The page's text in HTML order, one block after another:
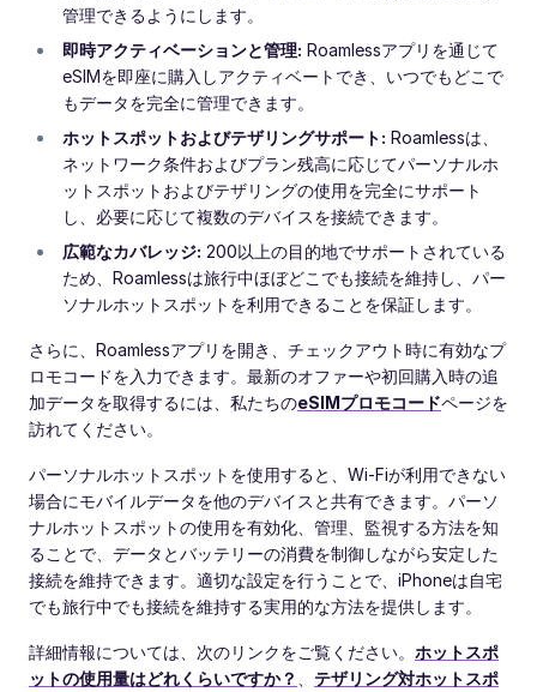
管理できるようにします。
即時アクティベーションと管理: Roamlessアプリを通じて
eSIMを即座に購入しアクティベートでき、いつでもどこで
もデータを完全に管理できます。
ホットスポットおよびテザリングサポート: Roamlessは、
ネットワーク条件およびプラン残高に応じてパーソナルホ
ットスポットおよびテザリングの使用を完全にサポート
し、必要に応じて複数のデバイスを接続できます。
広範なカバレッジ: 200以上の目的地でサポートされている
ため、Roamlessは旅行中ほぼどこでも接続を維持し、パー
ソナルホットスポットを利用できることを保証します。
さらに、Roamlessアプリを開き、チェックアウト時に有効なプ
ロモコードを入力できます。最新のオファーや初回購入時の追
加データを取得するには、私たちのeSIMプロモコードページを
訪れてください。
パーソナルホットスポットを使用すると、Wi-Fiが利用できない
場合にモバイルデータを他のデバイスと共有できます。パーソ
ナルホットスポットの使用を有効化、管理、監視する方法を知
ることで、データとバッテリーの消費を制御しながら安定した
接続を維持できます。適切な設定を行うことで、iPhoneは自宅
でも旅行中でも接続を維持する実用的な方法を提供します。
詳細情報については、次のリンクをご覧ください。 ホットスポ
ットの使用量はどれくらいですか？
テザリング対ホットスポ